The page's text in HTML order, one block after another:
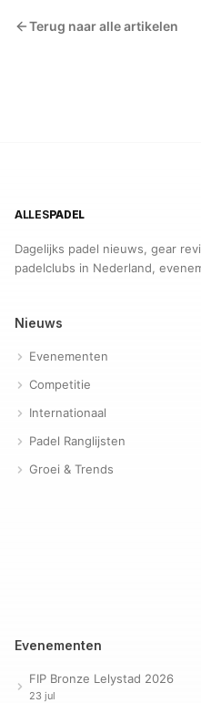
Terug naar alle artikelen
ALLESPADEL
Dagelijks padel nieuws, gear
padelclubs in Nederland,
Nieuws
Evenementen
Competitie
Internationaal
Padel Ranglijsten
Groei & Trends
Evenementen
FIP Bronze Lelystad 2026
23 jul